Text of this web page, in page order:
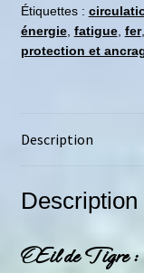
Étiquettes :
énergie, fatigue, fer,
protection et
Description
Description
Œil de Tigre :